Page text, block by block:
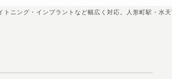
ニング・インプラントなど幅広く対応。人形町駅・水